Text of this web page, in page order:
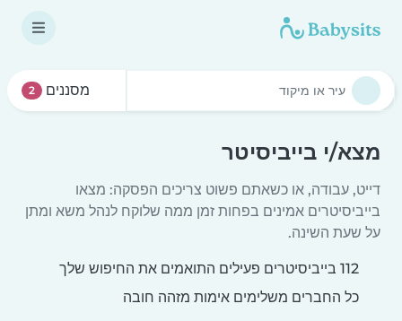
מסננים 2
מצא/י בייביסיטר
דייט, עבודה, או כשאתם פשוט צריכים הפסקה: מצאו
בייביסיטרים אמינים בפחות זמן ממה שלוקח לנהל משא ומתן
על שעת השינה.
112 בייביסיטרים פעילים התואמים את החיפוש שלך
כל החברים משלימים אימות מזהה חובה